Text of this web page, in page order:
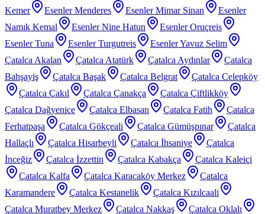
Kemer
Esenler Menderes Esenler Mimar Sinan
Esenler
Namık Kemal
Esenler Nine Hatun
Esenler Oruçreis
Esenler Tuna
Esenler Turgutreis
Esenler Yavuz Selim
Çatalca Akalan
Çatalca Atatürk Çatalca Aydınlar
Çatalca
Bahşayiş
Çatalca Başak Çatalca Belgrat
Çatalca Celepköy
Çatalca Çakıl
Çatalca Çanakça
Çatalca Çiftlikköy
Çatalca Dağyenice
Çatalca Elbasan Çatalca Fatih
Çatalca
Ferhatpaşa
Çatalca Gökçeali Çatalca Gümüşpınar
Çatalca
Hallaçlı
Çatalca Hisarbeyli Çatalca İhsaniye
Çatalca
İnceğiz
Çatalca İzzettin Çatalca Kabakça
Çatalca Kaleiçi
Çatalca Kalfa
Çatalca Karacaköy Merkez
Çatalca
Karamandere
Çatalca Kestanelik
Çatalca Kızılcaali
Çatalca Muratbey Merkez
Çatalca Nakkaş
Çatalca Oklalı